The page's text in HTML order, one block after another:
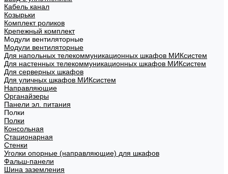
Кабель канал
Козырьки
Комплект роликов
Крепежный комплект
Модули вентиляторные
Модули вентиляторные
Для напольных телекоммуникационных шкафов МИКсистем
Для настенных телекоммуникационных шкафов МИКсистем
Для серверных шкафов
Для уличных шкафов МИКсистем
Направляющие
Органайзеры
Панели эл. питания
Полки
Полки
Консольная
Стационарная
Стенки
Уголки опорные (направляющие) для шкафов
Фальш-панели
Шина заземления